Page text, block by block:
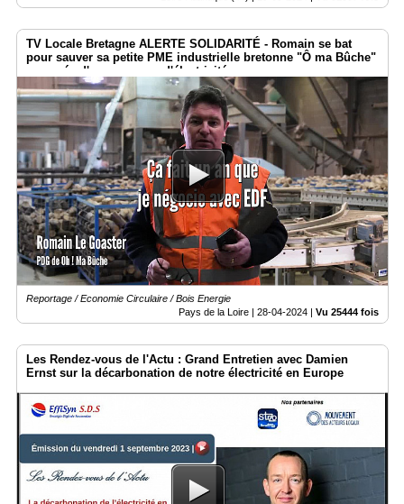
TV Locale Bretagne ALERTE SOLIDARITÉ - Romain se bat
pour sauver sa petite PME industrielle bretonne "Ô ma Bûche"
menacée d'une coupure d'électricité
Reportage / Economie Circulaire / Bois Energie
Pays de la Loire | 28-04-2024 | Vu 25444 fois
Les Rendez-vous de l'Actu : Grand Entretien avec Damien
Ernst sur la décarbonation de notre électricité en Europe